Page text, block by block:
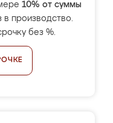
10% от суммы
в производство.
без %.